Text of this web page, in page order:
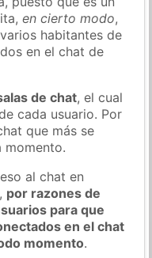
en cierto modo,
habitantes de
en el chat de
de chat, el cual
cada usuario. Por
que más se
momento.
al chat en
por razones de
para que
en el chat
momento.